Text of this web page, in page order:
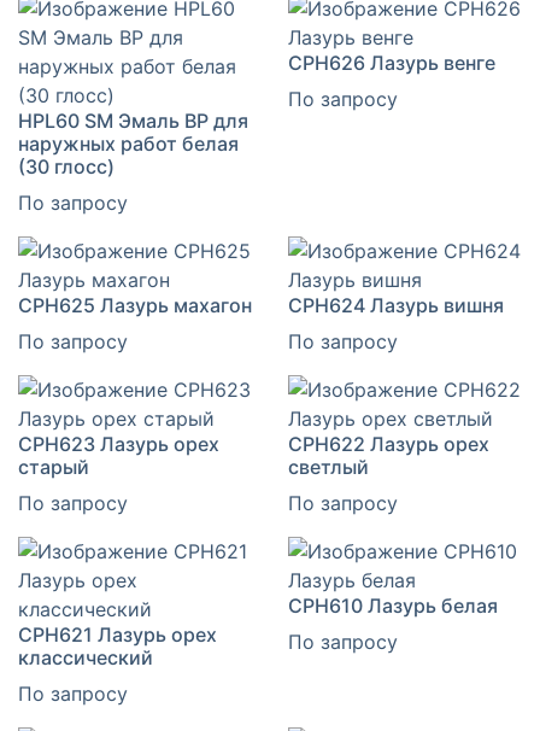
HPL60 SM Эмаль ВР для
наружных работ белая
(30 глосс)
По запросу
CPH626 Лазурь венге
По запросу
CPH625 Лазурь махагон
По запросу
CPH624 Лазурь вишня
По запросу
CPH623 Лазурь орех
старый
По запросу
CPH622 Лазурь орех
светлый
По запросу
CPH621 Лазурь орех
классический
По запросу
CPH610 Лазурь белая
По запросу